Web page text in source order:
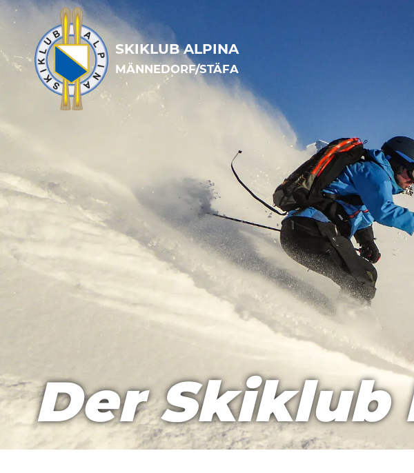
SKIKLUB ALPINA
MÄNNEDORF/STÄFA
Der Skiklub